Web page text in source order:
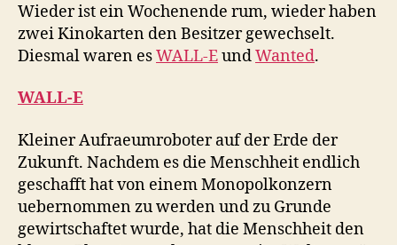
Wieder ist ein Wochenende rum, wieder haben
zwei Kinokarten den Besitzer gewechselt.
Diesmal waren esWALL-EundWanted.
WALL-E
Kleiner Aufraeumroboter auf der Erde der
Zukunft. Nachdem es die Menschheit endlich
geschafft hat von einem Monopolkonzern
uebernommen zu werden und zu Grunde
gewirtschaftet wurde, hat die Menschheit den